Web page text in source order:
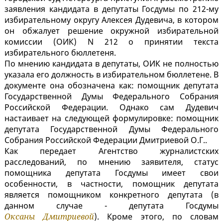
заявления кандидата в депутаты Госдумы по 212-му
избирательному округу Алексея Дудевича, в котором
он обжалует решение окружной избирательной
комиссии (ОИК) N 212 о принятии текста
избирательного бюллетеня.
По мнению кандидата в депутаты, ОИК не полностью
указала его должность в избирательном бюллетене. В
документе она обозначена как: помощник депутата
Государственной Думы Федерального Собрания
Российской Федерации. Однако сам Дудевич
настаивает на следующей формулировке: помощник
депутата Государственной Думы Федерального
Собрания Российской Федерации Дмитриевой О.Г..
Как передает Агентство журналистских
расследований, по мнению заявителя, статус
помощника депутата Госдумы имеет свои
особенности, в частности, помощник депутата
является помощником конкретного депутата (в
данном случае - депутата Госдумы
Оксаны Дмитриевой). Кроме этого, по словам